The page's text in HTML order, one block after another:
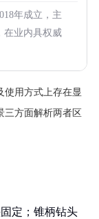
年成立，主
在业内具权威
使用方式上存在显
三方面解析两者区
定；锥柄钻头